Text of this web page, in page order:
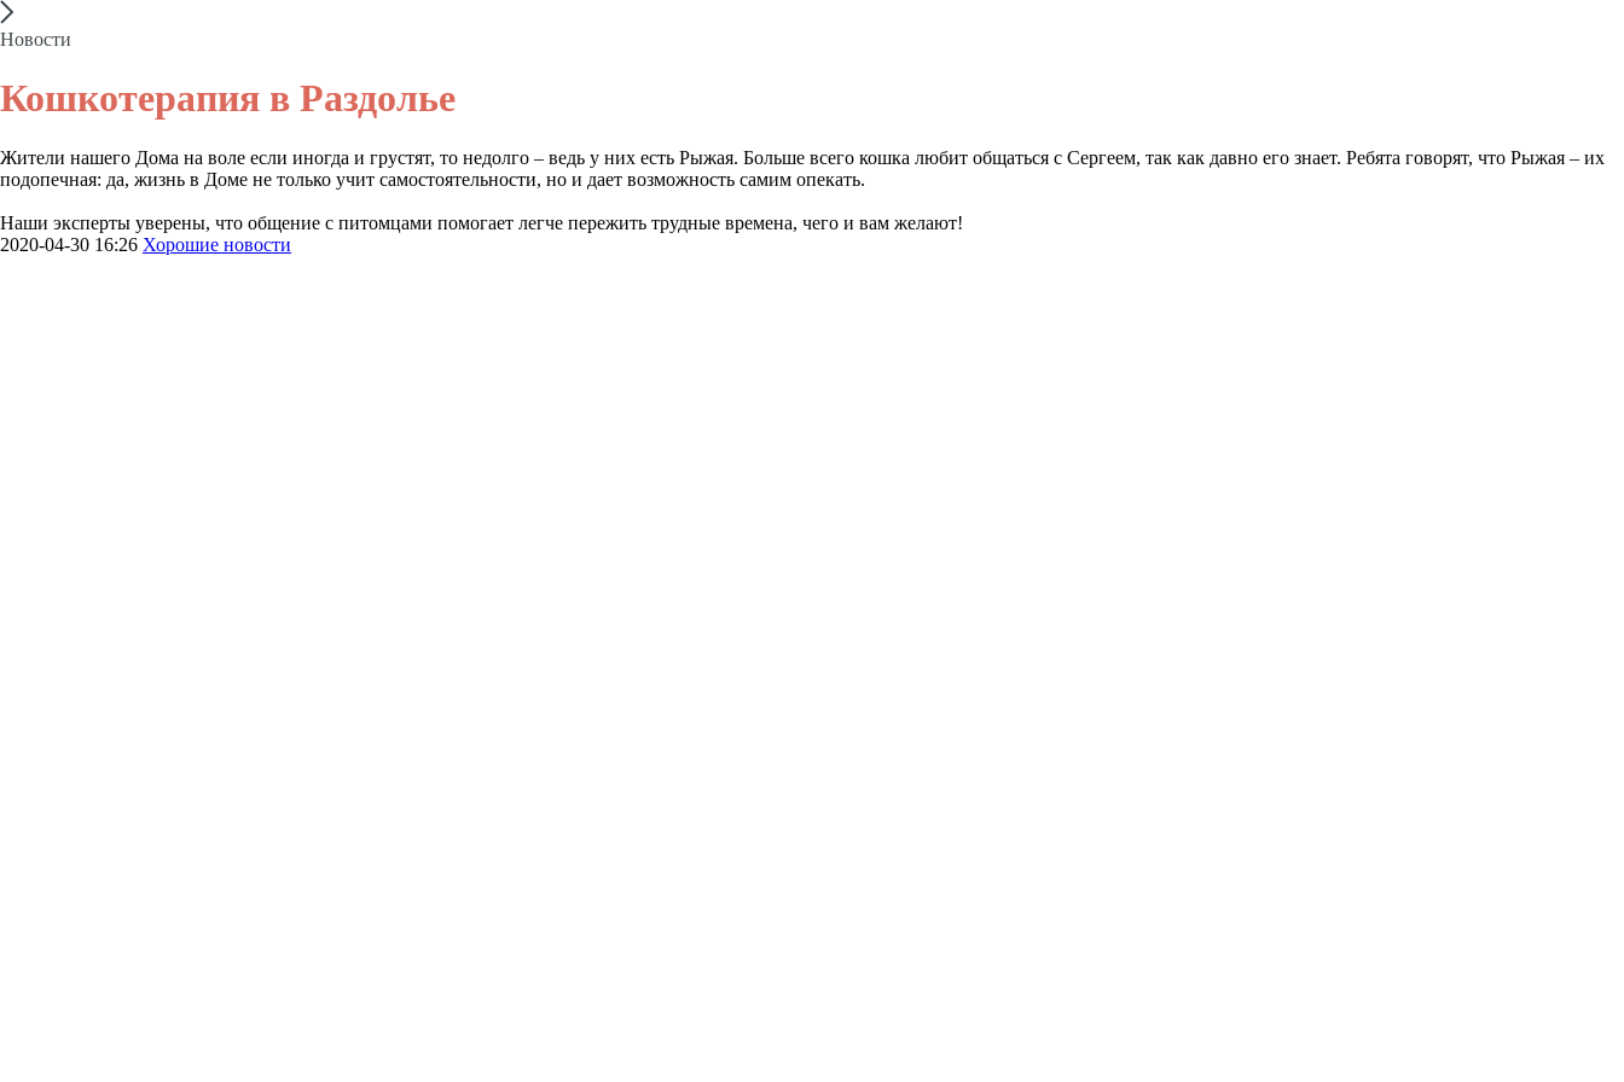
Новости
Кошкотерапия в Раздолье
Жители нашего Дома на воле если иногда и грустят, то недолго – ведь у них есть Рыжая. Больше всего кошка любит общаться с Сергеем, так как давно его знает. Ребята говорят, что Рыжая – их
подопечная: да, жизнь в Доме не только учит самостоятельности, но и дает возможность самим опекать.
Наши эксперты уверены, что общение с питомцами помогает легче пережить трудные времена, чего и вам желают!
2020-04-30 16:26 Хорошие новости